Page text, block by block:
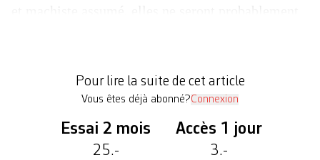
pour le favori […]
Pour lire la suite de cet article
Vous êtes déjà abonné?Connexion
Essai 2 mois
25.-
Accès 1 jour
3.-